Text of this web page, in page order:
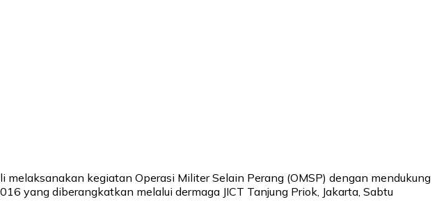
kegiatan Operasi Militer Selain Perang (OMSP) dengan mendukung
yang diberangkatkan melalui dermaga JICT Tanjung Priok, Jakarta, Sabtu